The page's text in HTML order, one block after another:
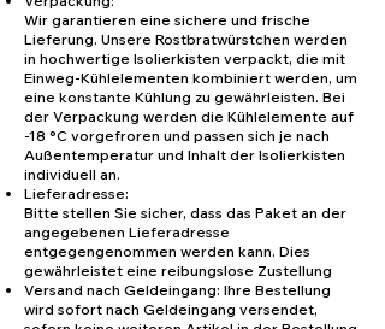
Wir garantieren eine sichere und frische
Lieferung. Unsere Rostbratwürstchen werden
in hochwertige Isolierkisten verpackt, die mit
Einweg-Kühlelementen kombiniert werden, um
eine konstante Kühlung zu gewährleisten. Bei
der Verpackung werden die Kühlelemente auf
-18 °C vorgefroren und passen sich je nach
Außentemperatur und Inhalt der Isolierkisten
individuell an.
Lieferadresse:
Bitte stellen Sie sicher, dass das Paket an der
angegebenen Lieferadresse
entgegengenommen werden kann. Dies
gewährleistet eine reibungslose Zustellung
Versand nach Geldeingang: Ihre Bestellung
wird sofort nach Geldeingang versendet,